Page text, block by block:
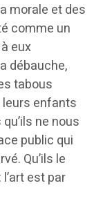
morale et des
comme un
eux
débauche,
tabous
leurs enfants
ne nous
public qui
Qu’ils le
est par